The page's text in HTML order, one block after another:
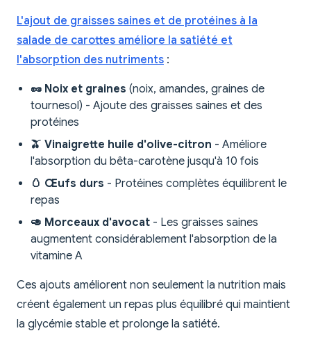
L'ajout de graisses saines et de protéines à la
salade de carottes améliore la satiété et
l'absorption des nutriments :
🥜 Noix et graines (noix, amandes, graines de
tournesol) - Ajoute des graisses saines et des
protéines
🫒 Vinaigrette huile d'olive-citron - Améliore
l'absorption du bêta-carotène jusqu'à 10 fois
🥚 Œufs durs - Protéines complètes équilibrent le
repas
🥑 Morceaux d'avocat - Les graisses saines
augmentent considérablement l'absorption de la
vitamine A
Ces ajouts améliorent non seulement la nutrition mais
créent également un repas plus équilibré qui maintient
la glycémie stable et prolonge la satiété.